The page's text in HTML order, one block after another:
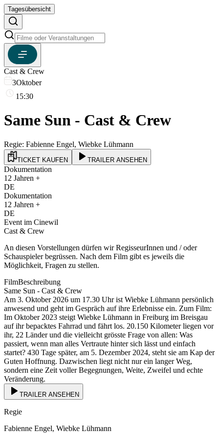
Tagesübersicht
Cast & Crew
3Oktober
15:30
Same Sun - Cast & Crew
Regie: Fabienne Engel, Wiebke Lühmann
TICKET KAUFEN TRAILER ANSEHEN
Dokumentation
12 Jahren +
DE
Dokumentation
12 Jahren +
DE
Event im Cinewil
Cast & Crew
An diesen Vorstellungen dürfen wir RegisseurInnen und / oder
Schauspieler begrüssen. Nach dem Film gibt es jeweils die
Möglichkeit, Fragen zu stellen.
FilmBeschreibung
Same Sun - Cast & Crew
Am 3. Oktober 2026 um 17.30 Uhr ist Wiebke Lühmann persönlich
anwesend und geht im Gespräch auf ihre Erlebnisse ein. Zum Film:
Im Oktober 2023 steigt Wiebke Lühmann in Freiburg im Breisgau
auf ihr bepacktes Fahrrad und fährt los. 20.150 Kilometer liegen vor
ihr, 22 Länder und die vielleicht grösste Frage von allen: Was
passiert, wenn man alles Vertraute hinter sich lässt und einfach
startet? 430 Tage später, am 5. Dezember 2024, steht sie am Kap der
Guten Hoffnung. Dazwischen liegt nicht nur ein langer Weg,
sondern eine Zeit voller Begegnungen, Weite, Zweifel und echte
Veränderung.
TRAILER ANSEHEN
Regie
Fabienne Engel, Wiebke Lühmann